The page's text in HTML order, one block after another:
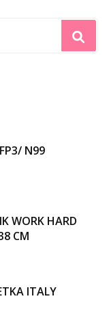
N99
WORK HARD
CM
ITALY